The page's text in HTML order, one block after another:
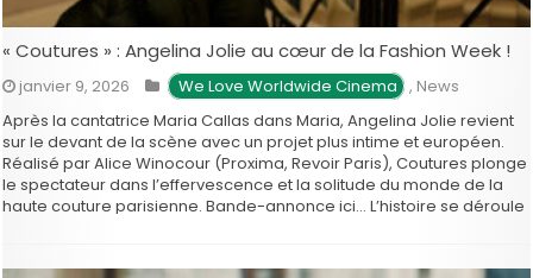
« Coutures » : Angelina Jolie au cœur de la Fashion Week !
janvier 9, 2026 We Love Worldwide Cinema , News
Après la cantatrice Maria Callas dans Maria, Angelina Jolie revient
sur le devant de la scène avec un projet plus intime et européen.
Réalisé par Alice Winocour (Proxima, Revoir Paris), Coutures plonge
le spectateur dans l’effervescence et la solitude du monde de la
haute couture parisienne. Bande-annonce ici… L’histoire se déroule